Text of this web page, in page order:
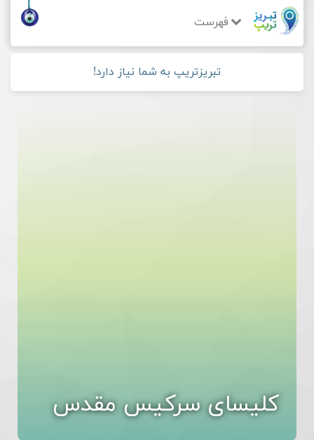
فهرست
تبریزتریپ به شما نیاز دارد!
کلیسای سرکیس مقدس